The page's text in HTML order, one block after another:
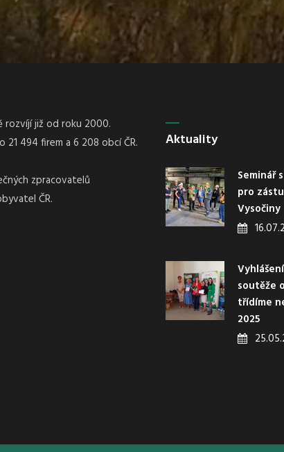
rozvíjí již od roku 2000.
494 firem a 6 208 obcí ČR.
zpracovatelů
ČR.
Aktuality
Seminář
pro
Vysočiny
soutěže
třídíme
2025